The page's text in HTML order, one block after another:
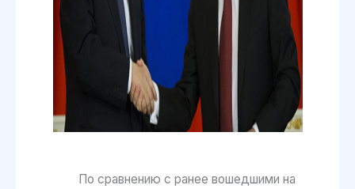
По сравнению с ранее вошедшими на